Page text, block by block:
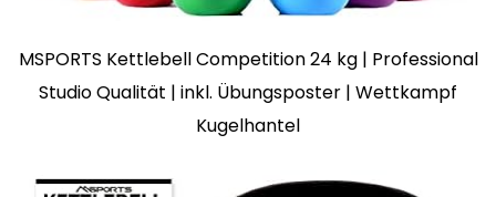
MSPORTS Kettlebell Competition 24 kg | Professional
Studio Qualität | inkl. Übungsposter | Wettkampf
Kugelhantel